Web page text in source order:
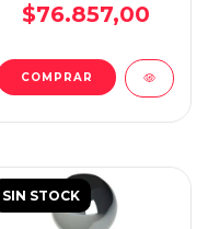
$76.857,00
SIN STOCK